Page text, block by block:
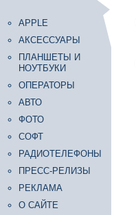
APPLE
АКСЕССУАРЫ
ПЛАНШЕТЫ И
НОУТБУКИ
ОПЕРАТОРЫ
АВТО
ФОТО
СОФТ
РАДИОТЕЛЕФОНЫ
ПРЕСС-РЕЛИЗЫ
РЕКЛАМА
О САЙТЕ